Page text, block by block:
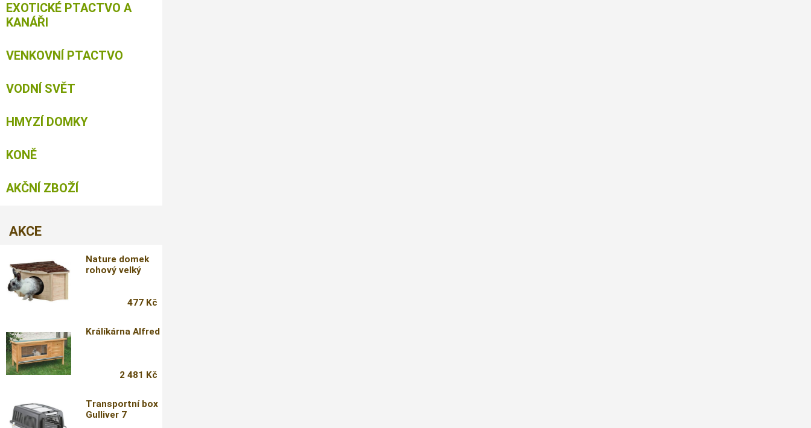
EXOTICKÉ PTACTVO A
KANÁŘI
VENKOVNÍ PTACTVO
VODNÍ SVĚT
HMYZÍ DOMKY
KONĚ
AKČNÍ ZBOŽÍ
AKCE
Nature domek
rohový velký
477 Kč
Králíkárna Alfred
2 481 Kč
Transportní box
Gulliver 7